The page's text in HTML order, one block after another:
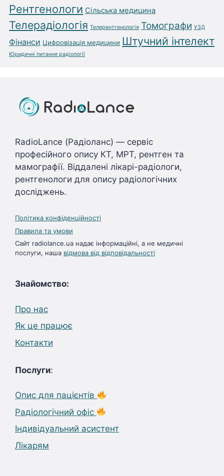
Рентгенологи Сільська медицина
Телерадіологія Телерентгенологія Томографи УЗД
Фінанси Цифровізація медицини Штучний інтелект
Юридичні питання радіології
RadioLance (Радіоланс) — сервіс
професійного опису КТ, МРТ, рентген та
мамографії. Віддалені лікарі-радіологи,
рентгенологи для опису радіологічних
досліджень.
Політика конфіденційності
Правила та умови
Сайт radiolance.ua надає інформаційні, а не медичні
послуги, наша відмова від відповідальності
Знайомство:
Про нас
Як це працює
Контакти
Послуги:
Опис для пацієнтів
Радіологічний офіс
Індивідуальний асистент
Лікарям